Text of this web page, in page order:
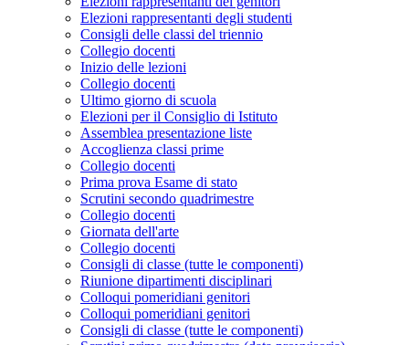
Elezioni rappresentanti degli studenti
Consigli delle classi del triennio
Collegio docenti
Inizio delle lezioni
Collegio docenti
Ultimo giorno di scuola
Elezioni per il Consiglio di Istituto
Assemblea presentazione liste
Accoglienza classi prime
Collegio docenti
Prima prova Esame di stato
Scrutini secondo quadrimestre
Collegio docenti
Giornata dell'arte
Collegio docenti
Consigli di classe (tutte le componenti)
Riunione dipartimenti disciplinari
Colloqui pomeridiani genitori
Colloqui pomeridiani genitori
Consigli di classe (tutte le componenti)